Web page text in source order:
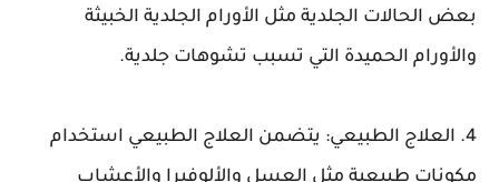
بعض الحالات الجلدية مثل الأورام الجلدية الخبيثة
والأورام الحميدة التي تسبب تشوهات جلدية.
4. العلاج الطبيعي: يتضمن العلاج الطبيعي استخدام
مكونات طبيعية مثل العسل والألوفيرا والأعشاب